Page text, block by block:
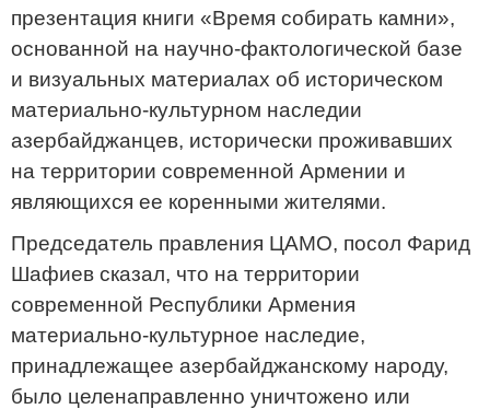
презентация книги «Время собирать камни»,
основанной на научно-фактологической базе
и визуальных материалах об историческом
материально-культурном наследии
азербайджанцев, исторически проживавших
на территории современной Армении и
являющихся ее коренными жителями.
Председатель правления ЦАМО, посол Фарид
Шафиев сказал, что на территории
современной Республики Армения
материально-культурное наследие,
принадлежащее азербайджанскому народу,
было целенаправленно уничтожено или